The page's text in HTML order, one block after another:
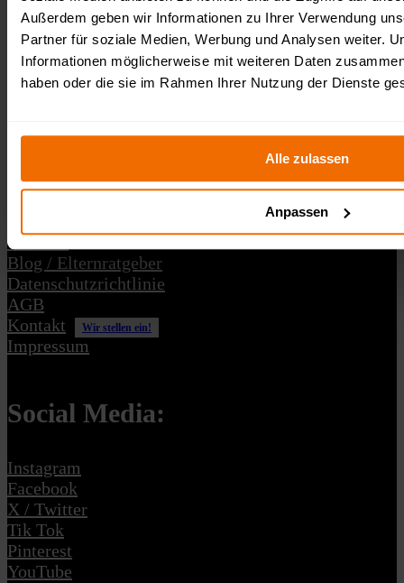
Außerdem geben wir Informationen zu Ihrer Verwendung
Partner für soziale Medien, Werbung und Analysen weiter.
Informationen möglicherweise mit weiteren Daten
haben oder die sie im Rahmen Ihrer Nutzung der Dienste
Alle zulassen
Anpassen
Veranstalter:
Survival Race OCR Events gGmbH
Fürstenberger Straße 33
15232 Frankfurt (Oder)
Wichtige Links:
Termine
Blog / Elternratgeber
Datenschutzrichtlinie
AGB
Kontakt
Wir stellen ein!
Impressum
Social Media:
Instagram
Facebook
X / Twitter
Tik Tok
Pinterest
YouTube